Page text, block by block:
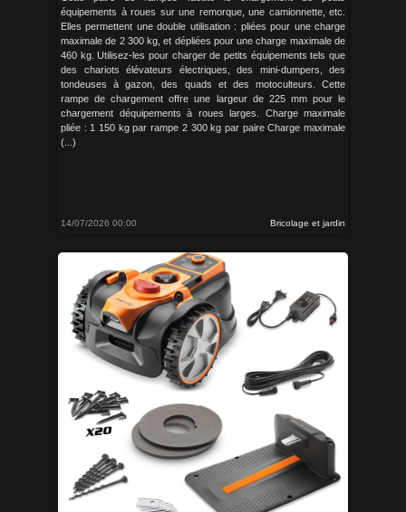
équipements à roues sur une remorque, une camionnette, etc.
Elles permettent une double utilisation : pliées pour une charge
maximale de 2 300 kg, et dépliées pour une charge maximale de
460 kg. Utilisez-les pour charger de petits équipements tels que
des chariots élévateurs électriques, des mini-dumpers, des
tondeuses à gazon, des quads et des motoculteurs. Cette
rampe de chargement offre une largeur de 225 mm pour le
chargement déquipements à roues larges. Charge maximale
pliée : 1 150 kg par rampe 2 300 kg par paire Charge maximale
(...)
14/07/2026 00:00 Bricolage et jardin